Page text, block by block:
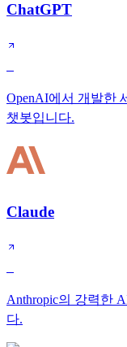
ChatGPT
OpenAI에서 개발한
챗봇입니다.
Claude
Anthropic의 강력한
다.